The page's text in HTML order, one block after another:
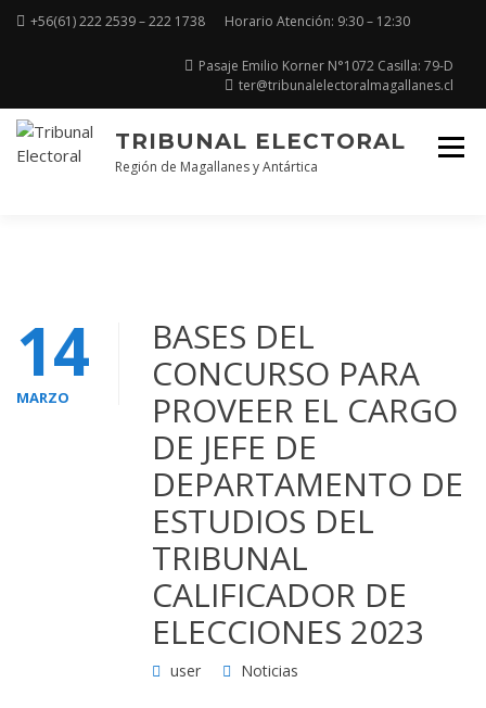
+56(61) 222 2539 – 222 1738 Horario Atención: 9:30 – 12:30
Pasaje Emilio Korner N°1072 Casilla: 79-D
ter@tribunalelectoralmagallanes.cl
TRIBUNAL ELECTORAL
Región de Magallanes y Antártica
14
MARZO
BASES DEL
CONCURSO PARA
PROVEER EL CARGO
DE JEFE DE
DEPARTAMENTO DE
ESTUDIOS DEL
TRIBUNAL
CALIFICADOR DE
ELECCIONES 2023
user Noticias